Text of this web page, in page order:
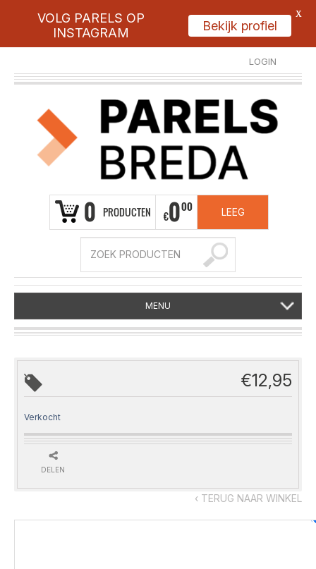
LOGIN
REGISTREER
0 PRODUCTEN €000 LEEG
MENU
‹ TERUG NAAR WINKEL
€12,95
Verkocht
DELEN
VOLG PARELS OP
INSTAGRAM
Bekijk profiel
X